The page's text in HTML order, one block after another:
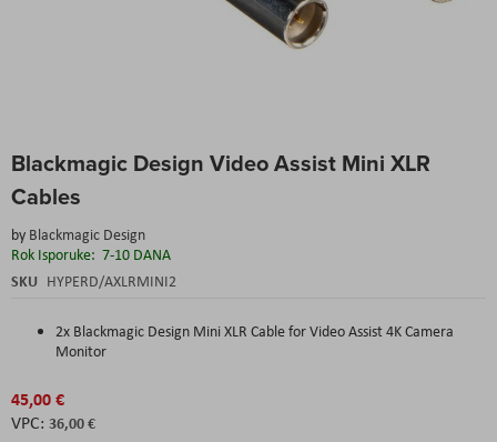
Blackmagic Design Video Assist Mini XLR
Cables
by Blackmagic Design
Rok Isporuke: 7-10 DANA
SKU HYPERD/AXLRMINI2
2x Blackmagic Design Mini XLR Cable for Video Assist 4K Camera
Monitor
45,00 €
36,00 €
to
beginning
the
images
gallery